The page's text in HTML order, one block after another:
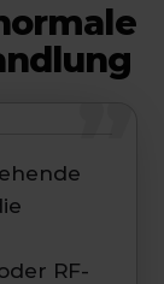
”
RF-